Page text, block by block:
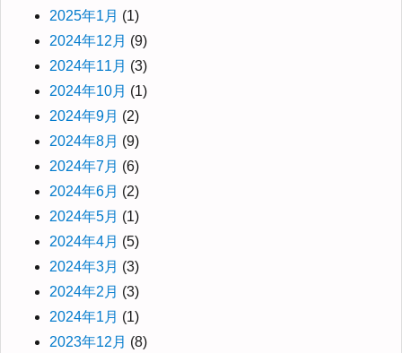
2025年1月 (1)
2024年12月 (9)
2024年11月 (3)
2024年10月 (1)
2024年9月 (2)
2024年8月 (9)
2024年7月 (6)
2024年6月 (2)
2024年5月 (1)
2024年4月 (5)
2024年3月 (3)
2024年2月 (3)
2024年1月 (1)
2023年12月 (8)